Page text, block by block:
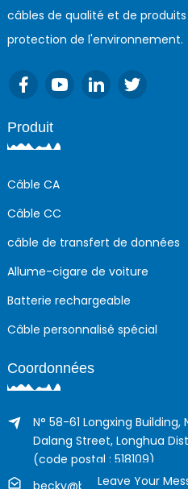
câbles de qualité et de
protection de l'environnement.
Produit
Câble CA
Câble CC
câble de transfert de données
Allume-cigare de voiture
Batterie rechargeable
Câble personnalisé spécial
Coordonnées
N° 58-61 Longxing Building,
Dalang Street, Longhua
(code postal : 518109)
becky@boyingcable.com
Leave Your